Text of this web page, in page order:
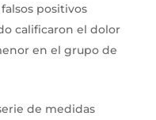
positivos
calificaron el dolor
en el grupo de
de medidas